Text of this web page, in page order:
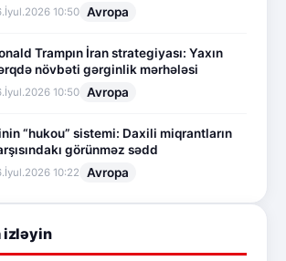
10:50 Avropa
Trampın İran strategiyası: Yaxın
növbəti gərginlik mərhələsi
10:50 Avropa
“hukou” sistemi: Daxili miqrantların
görünməz sədd
10:22 Avropa
izləyin